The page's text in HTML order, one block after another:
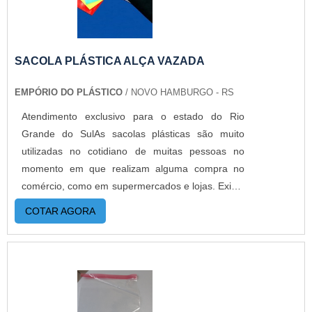
custos reduzidos. Aumentando, assim, o mix de
sacos a pronta entrega e venda fracionada, até
em pequenas quantidades. Para saber mais
informações, basta solicitar um orçamento..
SACOLA PLÁSTICA ALÇA VAZADA
EMPÓRIO DO PLÁSTICO / NOVO HAMBURGO - RS
Atendimento exclusivo para o estado do Rio
Grande do SulAs sacolas plásticas são muito
utilizadas no cotidiano de muitas pessoas no
momento em que realizam alguma compra no
comércio, como em supermercados e lojas. Existe
uma variedade, como a sacola plástica alça
vazada, também conhecida como camiseta, que é
um dos tipos mais utilizados. MAIS DETALHES
praticidade e versatilidade desse tipo de sacos
são características fundamentais que fazem com
que as indústrias de embalagens as fabricam em
COTAR AGORA